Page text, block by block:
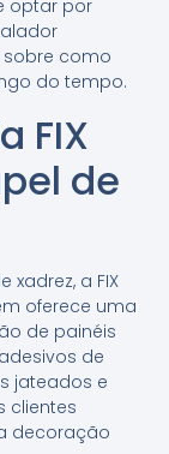
optar por
como
do tempo.
FIX
de
a FIX
oferece uma
de painéis
de
jateados e
clientes
decoração